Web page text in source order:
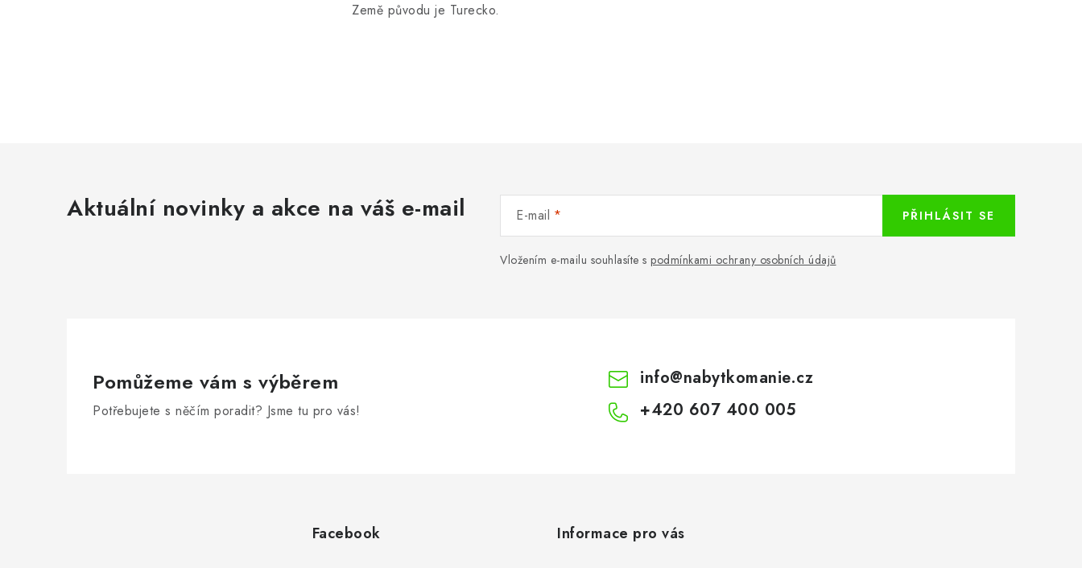
Země původu je Turecko.
Aktuální novinky a akce na váš e-mail E-mail
Vložením e-mailu souhlasíte s podmínkami ochrany osobních údajů
PŘIHLÁSIT SE
Pomůžeme vám s výběrem
Potřebujete s něčím poradit? Jsme tu pro vás!
info@nabytkomanie.cz
+420 607 400 005
Facebook Informace pro vás